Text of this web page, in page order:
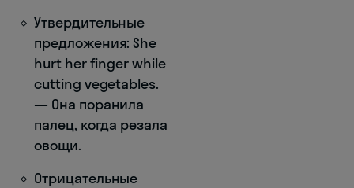
Утвердительные
предложения: She
hurt her finger while
cutting vegetables.
— Она поранила
палец, когда резала
овощи.
Отрицательные